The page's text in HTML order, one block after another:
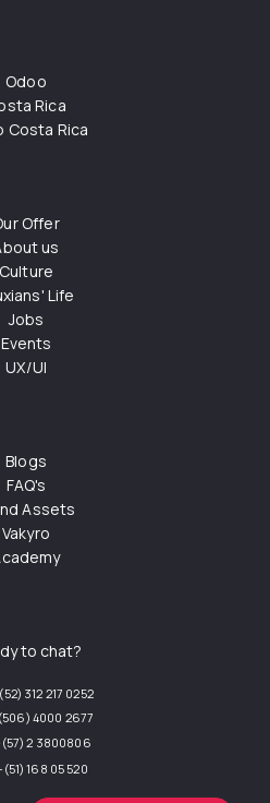
Odoo
Rica
Costa Rica
Offer
us
Culture
Life
Jobs
Events
UX/UI
Blogs
FAQ's
Assets
Vakyro
to chat?
312 217 0252
4000 2677
2 3800806
168 05 520